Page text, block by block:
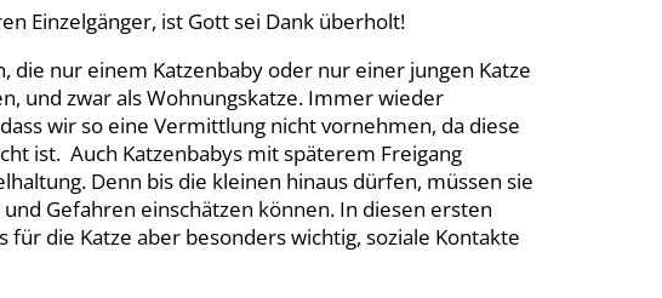
Einzelgänger, ist Gott sei Dank überholt!
die nur einem Katzenbaby oder nur einer jungen Katze
und zwar als Wohnungskatze. Immer wieder
wir so eine Vermittlung nicht vornehmen, da diese
ist. Auch Katzenbabys mit späterem Freigang
Denn bis die kleinen hinaus dürfen, müssen sie
Gefahren einschätzen können. In diesen ersten
für die Katze aber besonders wichtig, soziale Kontakte